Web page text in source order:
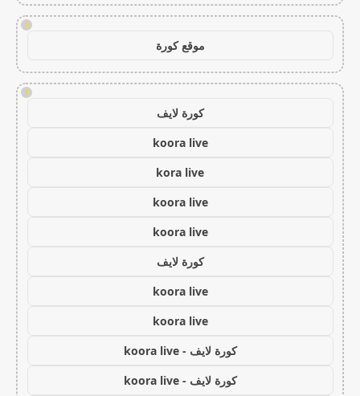
!
موقع كورة
!
كورة لايف
koora live
kora live
koora live
koora live
كورة لايف
koora live
koora live
كورة لايف - koora live
كورة لايف - koora live